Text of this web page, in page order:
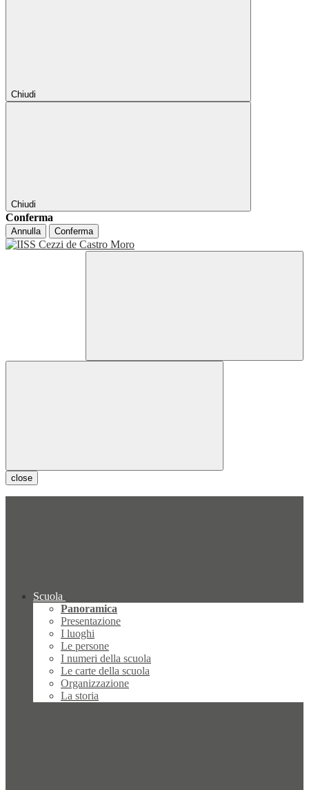
Chiudi
Chiudi
Conferma
Annulla Conferma
close
Scuola
Panoramica
Presentazione
I luoghi
Le persone
I numeri della scuola
Le carte della scuola
Organizzazione
La storia